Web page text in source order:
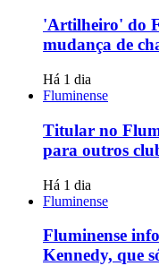
'Artilheiro' do
mudança de
Há 1 dia
Fluminense
Titular no
para outros
Há 1 dia
Fluminense
Fluminense
Kennedy, que